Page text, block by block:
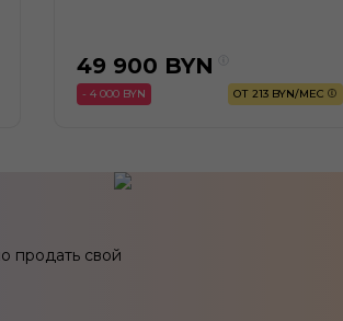
49 900 BYN
- 4 000 BYN ОТ 213 BYN/МЕС
продать свой